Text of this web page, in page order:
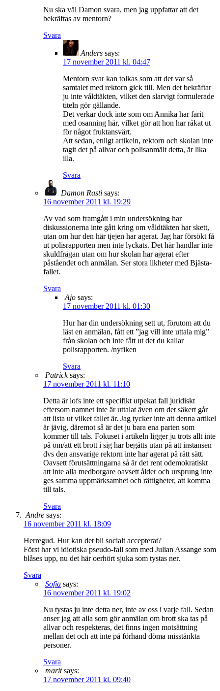
Nu ska väl Damon svara, men jag uppfattar att det
bekräftas av mentorn?
Svara
Anders says:
17 november 2011 kl. 04:47
Mentorn svar kan tolkas som att det var så
samtalet med rektorn gick till. Men det bekräftar
ju inte våldtäkten, vilket den slarvigt formulerade
titeln gör gällande.
Det verkar dock inte som om Annika har farit
med osanning här, vilket gör att hon har råkat ut
för något fruktansvärt.
Att sedan, enligt artikeln, rektorn och skolan inte
tagit det på allvar och polisanmält detta, är lika
illa.
Svara
Damon Rasti says:
16 november 2011 kl. 19:29
Av vad som framgått i min undersökning har
diskussionerna inte gått kring om våldtäkten har skett,
utan om hur den här tjejen har agerat. Jag har försökt få
ut polisrapporten men inte lyckats. Det här handlar inte
skuldfrågan utan om hur skolan har agerat efter
påståendet och anmälan. Ser stora likheter med Bjästa-
fallet.
Svara
Ajo says:
17 november 2011 kl. 01:30
Hur har din undersökning sett ut, förutom att du
läst en anmälan, fått ett ”jag vill inte uttala mig”
från skolan och inte fått ut det du kallar
polisrapporten. /nyfiken
Svara
Patrick says:
17 november 2011 kl. 11:10
Detta är iofs inte ett specifikt utpekat fall juridiskt
eftersom namnet inte är uttalat även om det säkert går
att lista ut vilket fallet är. Jag tycker inte att denna artikel
är jävig, däremot så är det ju bara ena parten som
kommer till tals. Fokuset i artikeln ligger ju trots allt inte
på om/att ett brott i sig har begåtts utan på att instansen
dvs den ansvarige rektorn inte har agerat på rätt sätt.
Oavsett förutsättningarna så är det rent odemokratiskt
att inte alla medborgare oavsett ålder och ursprung inte
ges samma uppmärksamhet och rättigheter, att komma
till tals.
Svara
Andre says:
16 november 2011 kl. 18:09
Herregud. Hur kan det bli socialt accepterat?
Först har vi idiotiska pseudo-fall som med Julian Assange som
blåses upp, nu det här oerhört sjuka som tystas ner.
Svara
Sofia says:
16 november 2011 kl. 19:02
Nu tystas ju inte detta ner, inte av oss i varje fall. Sedan
anser jag att alla som gör anmälan om brott ska tas på
allvar och respekteras, det finns ingen motsättning
mellan det och att inte på förhand döma misstänkta
personer.
Svara
marit says:
17 november 2011 kl. 09:40